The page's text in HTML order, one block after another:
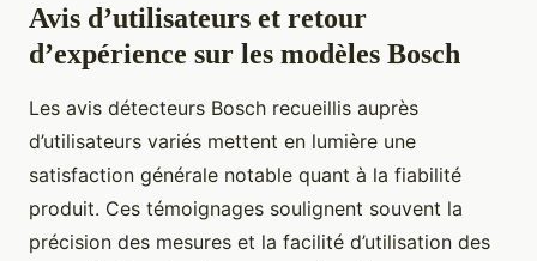
Avis d’utilisateurs et retour
d’expérience sur les modèles Bosch
Les avis détecteurs Bosch recueillis auprès
d’utilisateurs variés mettent en lumière une
satisfaction générale notable quant à la fiabilité
produit. Ces témoignages soulignent souvent la
précision des mesures et la facilité d’utilisation des